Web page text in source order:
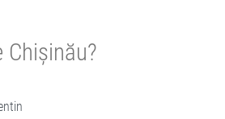
Chișinău?